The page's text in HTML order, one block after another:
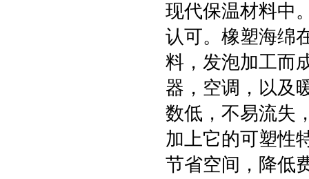
现代保温材料中
认可。橡塑海绵
料，发泡加工而
器，空调，以及
数低，不易流失
加上它的可塑性
节省空间，降低